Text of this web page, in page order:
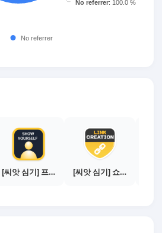
[씨앗 심기] 프로필 사진 등록하기 [씨앗 심기] 쇼핑몰 링크 발급하기 - 제휴몰 10곳